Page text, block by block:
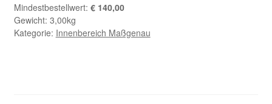
Menge
Mindestbestellwert: €140,00
Gewicht: 3,00kg
Kategorie: Innenbereich Maßgenau